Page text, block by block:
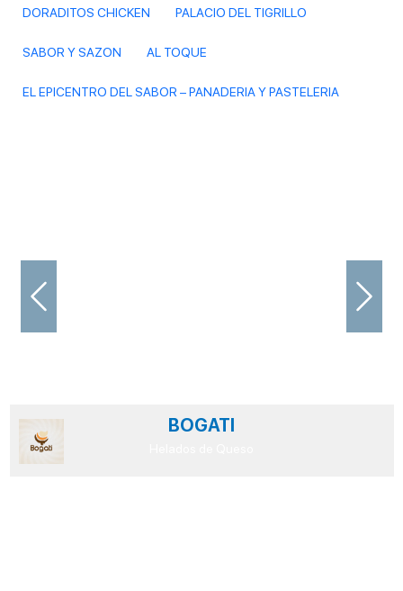
DORADITOS CHICKEN PALACIO DEL TIGRILLO
SABOR Y SAZON AL TOQUE
EL EPICENTRO DEL SABOR – PANADERIA Y PASTELERIA
BOGATI
Previous Next